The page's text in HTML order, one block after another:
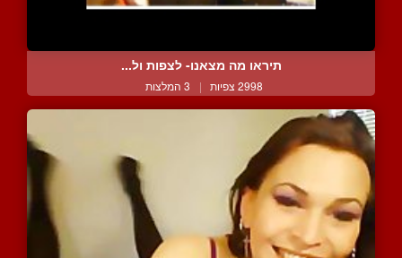
תיראו מה מצאנו- לצפות ול...
2998 צפיות | 3 המלצות